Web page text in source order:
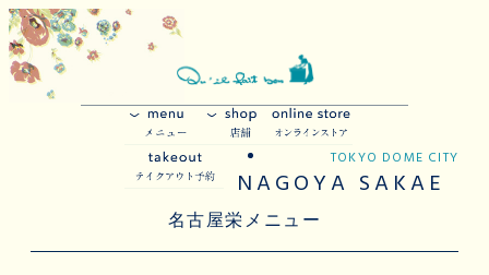
TOKYO DOME CITY
NAGOYA SAKAE
名古屋栄メニュー